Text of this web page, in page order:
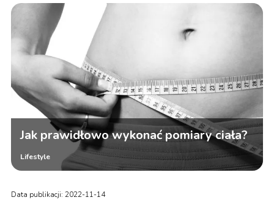
Jak prawidłowo wykonać pomiary ciała?
Lifestyle
Data publikacji: 2022-11-14